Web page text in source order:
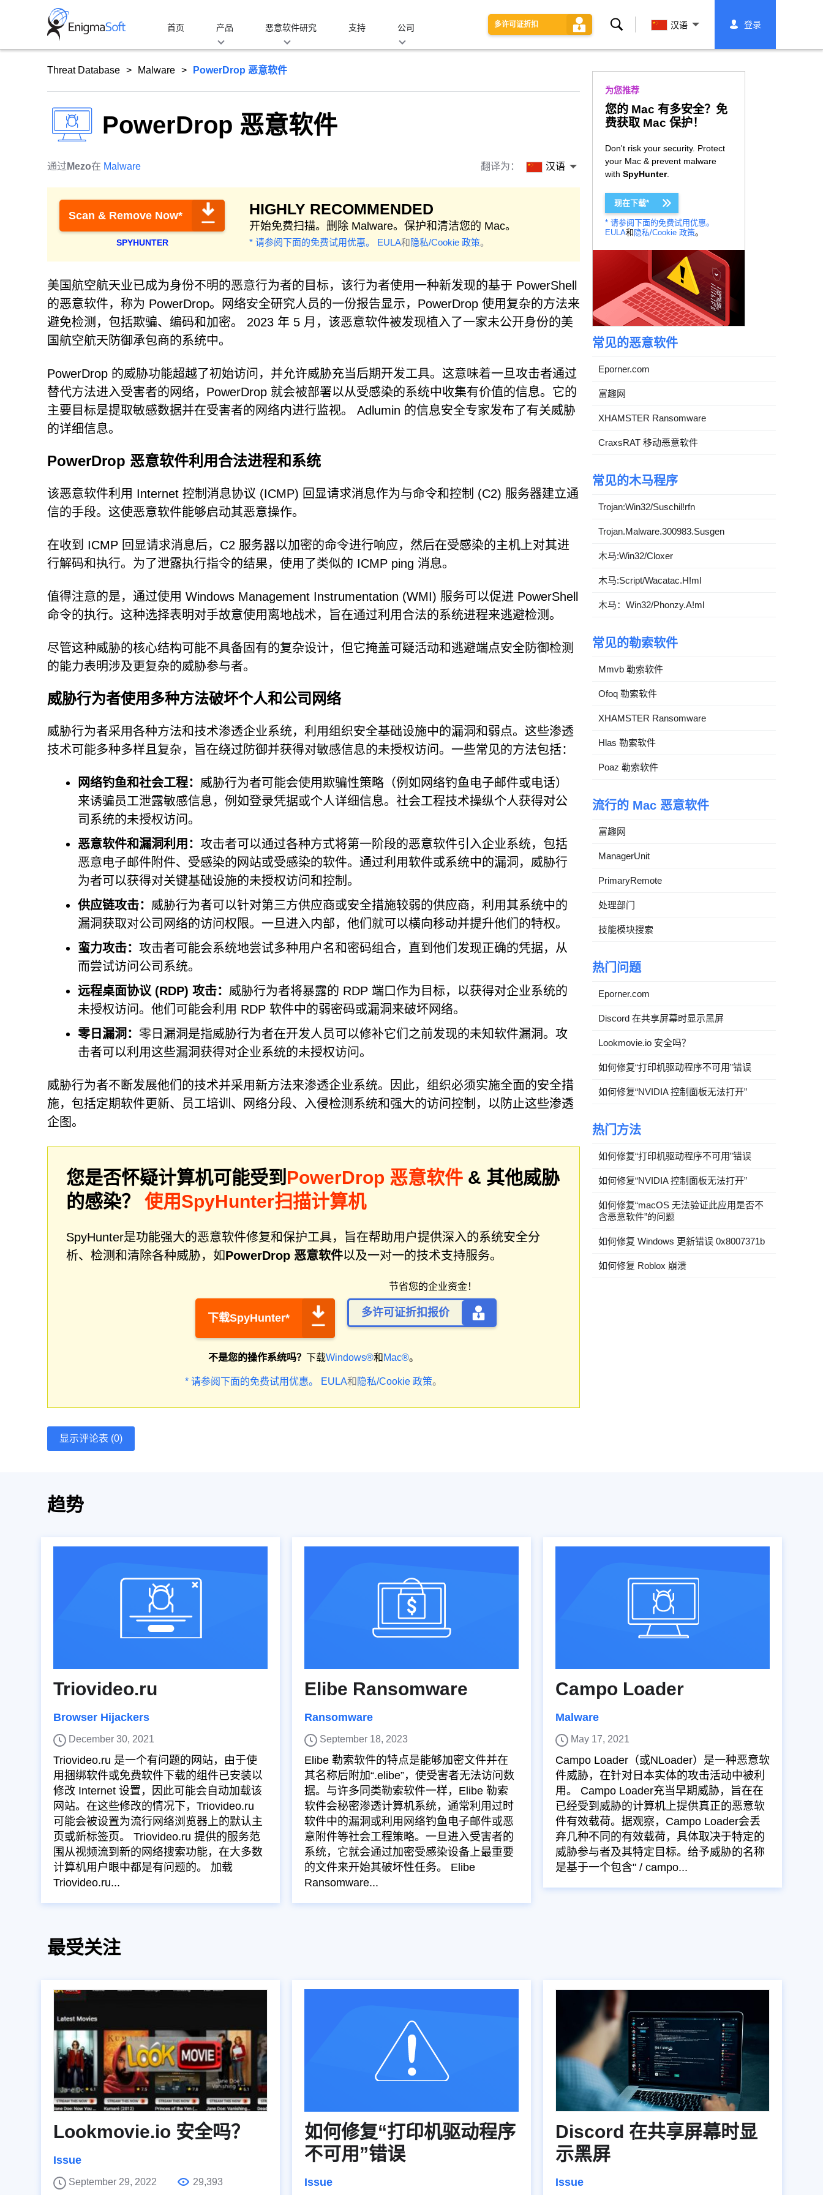
首页 产品 恶意软件研究 支持 公司 多许可证折扣
搜
汉语 登录
Threat Database Malware PowerDrop 恶意软件
PowerDrop 恶意软件
通过 Mezo在 Malware 翻译为： 汉语
Scan & Remove Now*
SPYHUNTER
HIGHLY RECOMMENDED
开始免费扫描。删除 Malware。保护和清洁您的 Mac。
* 请参阅下面的免费试用优惠。 EULA和隐私/Cookie 政策。
美国航空航天业已成为身份不明的恶意行为者的目标，该行为者使用一种新发现的基于 PowerShell
的恶意软件，称为 PowerDrop。网络安全研究人员的一份报告显示，PowerDrop 使用复杂的方法来
避免检测，包括欺骗、编码和加密。 2023 年 5 月，该恶意软件被发现植入了一家未公开身份的美
国航空航天防御承包商的系统中。
PowerDrop 的威胁功能超越了初始访问，并允许威胁充当后期开发工具。这意味着一旦攻击者通过
替代方法进入受害者的网络，PowerDrop 就会被部署以从受感染的系统中收集有价值的信息。它的
主要目标是提取敏感数据并在受害者的网络内进行监视。 Adlumin 的信息安全专家发布了有关威胁
的详细信息。
PowerDrop 恶意软件利用合法进程和系统
该恶意软件利用 Internet 控制消息协议 (ICMP) 回显请求消息作为与命令和控制 (C2) 服务器建立通
信的手段。这使恶意软件能够启动其恶意操作。
在收到 ICMP 回显请求消息后，C2 服务器以加密的命令进行响应，然后在受感染的主机上对其进
行解码和执行。为了泄露执行指令的结果，使用了类似的 ICMP ping 消息。
值得注意的是，通过使用 Windows Management Instrumentation (WMI) 服务可以促进 PowerShell
命令的执行。这种选择表明对手故意使用离地战术，旨在通过利用合法的系统进程来逃避检测。
尽管这种威胁的核心结构可能不具备固有的复杂设计，但它掩盖可疑活动和逃避端点安全防御检测
的能力表明涉及更复杂的威胁参与者。
威胁行为者使用多种方法破坏个人和公司网络
威胁行为者采用各种方法和技术渗透企业系统，利用组织安全基础设施中的漏洞和弱点。这些渗透
技术可能多种多样且复杂，旨在绕过防御并获得对敏感信息的未授权访问。一些常见的方法包括：
网络钓鱼和社会工程： 威胁行为者可能会使用欺骗性策略（例如网络钓鱼电子邮件或电话）
来诱骗员工泄露敏感信息，例如登录凭据或个人详细信息。社会工程技术操纵个人获得对公
司系统的未授权访问。
恶意软件和漏洞利用： 攻击者可以通过各种方式将第一阶段的恶意软件引入企业系统，包括
恶意电子邮件附件、受感染的网站或受感染的软件。通过利用软件或系统中的漏洞，威胁行
为者可以获得对关键基础设施的未授权访问和控制。
供应链攻击： 威胁行为者可以针对第三方供应商或安全措施较弱的供应商，利用其系统中的
漏洞获取对公司网络的访问权限。一旦进入内部，他们就可以横向移动并提升他们的特权。
蛮力攻击： 攻击者可能会系统地尝试多种用户名和密码组合，直到他们发现正确的凭据，从
而尝试访问公司系统。
远程桌面协议 (RDP) 攻击： 威胁行为者将暴露的 RDP 端口作为目标，以获得对企业系统的
未授权访问。他们可能会利用 RDP 软件中的弱密码或漏洞来破坏网络。
零日漏洞： 零日漏洞是指威胁行为者在开发人员可以修补它们之前发现的未知软件漏洞。攻
击者可以利用这些漏洞获得对企业系统的未授权访问。
威胁行为者不断发展他们的技术并采用新方法来渗透企业系统。因此，组织必须实施全面的安全措
施，包括定期软件更新、员工培训、网络分段、入侵检测系统和强大的访问控制，以防止这些渗透
企图。
您是否怀疑计算机可能受到 PowerDrop 恶意软件 & 其他威胁
的感染？ 使用SpyHunter扫描计算机
SpyHunter是功能强大的恶意软件修复和保护工具，旨在帮助用户提供深入的系统安全分
析、检测和清除各种威胁，如PowerDrop 恶意软件以及一对一的技术支持服务。
下载SpyHunter*
节省您的企业资金！
多许可证折扣报价
不是您的操作系统吗？ 下载Windows®和 Mac®。
* 请参阅下面的免费试用优惠。 EULA和 隐私/Cookie 政策。
显示评论表 (0)
为您推荐
您的 Mac 有多安全？免
费获取 Mac 保护！
Don't risk your security. Protect
your Mac & prevent malware
with SpyHunter.
现在下载*
* 请参阅下面的免费试用优惠。
EULA和 隐私/Cookie 政策。
常见的恶意软件
Eporner.com
富趣网
XHAMSTER Ransomware
CraxsRAT 移动恶意软件
常见的木马程序
Trojan:Win32/Suschil!rfn
Trojan.Malware.300983.Susgen
木马:Win32/Cloxer
木马:Script/Wacatac.H!ml
木马：Win32/Phonzy.A!ml
常见的勒索软件
Mmvb 勒索软件
Ofoq 勒索软件
XHAMSTER Ransomware
Hlas 勒索软件
Poaz 勒索软件
流行的 Mac 恶意软件
富趣网
ManagerUnit
PrimaryRemote
处理部门
技能模块搜索
热门问题
Eporner.com
Discord 在共享屏幕时显示黑屏
Lookmovie.io 安全吗？
如何修复“打印机驱动程序不可用”错误
如何修复“NVIDIA 控制面板无法打开”
热门方法
如何修复“打印机驱动程序不可用”错误
如何修复“NVIDIA 控制面板无法打开”
如何修复“macOS 无法验证此应用是否不
含恶意软件”的问题
如何修复 Windows 更新错误 0x8007371b
如何修复 Roblox 崩溃
趋势
Triovideo.ru
Browser Hijackers
December 30, 2021
Triovideo.ru 是一个有问题的网站，由于使
用捆绑软件或免费软件下载的组件已安装以
修改 Internet 设置，因此可能会自动加载该
网站。在这些修改的情况下，Triovideo.ru
可能会被设置为流行网络浏览器上的默认主
页或新标签页。 Triovideo.ru 提供的服务范
围从视频流到新的网络搜索功能，在大多数
计算机用户眼中都是有问题的。 加载
Triovideo.ru...
Elibe Ransomware
Ransomware
September 18, 2023
Elibe 勒索软件的特点是能够加密文件并在
其名称后附加“.elibe”，使受害者无法访问数
据。与许多同类勒索软件一样，Elibe 勒索
软件会秘密渗透计算机系统，通常利用过时
软件中的漏洞或利用网络钓鱼电子邮件或恶
意附件等社会工程策略。一旦进入受害者的
系统，它就会通过加密受感染设备上最重要
的文件来开始其破坏性任务。 Elibe
Ransomware...
Campo Loader
Malware
May 17, 2021
Campo Loader（或NLoader）是一种恶意软
件威胁，在针对日本实体的攻击活动中被利
用。 Campo Loader充当早期威胁，旨在在
已经受到威胁的计算机上提供真正的恶意软
件有效载荷。据观察，Campo Loader会丢
弃几种不同的有效载荷，具体取决于特定的
威胁参与者及其特定目标。给予威胁的名称
是基于一个包含" / campo...
最受关注
Lookmovie.io 安全吗？
Issue
September 29, 2022 29,393
如何修复“打印机驱动程序
不可用”错误
Issue
Discord 在共享屏幕时显
示黑屏
Issue